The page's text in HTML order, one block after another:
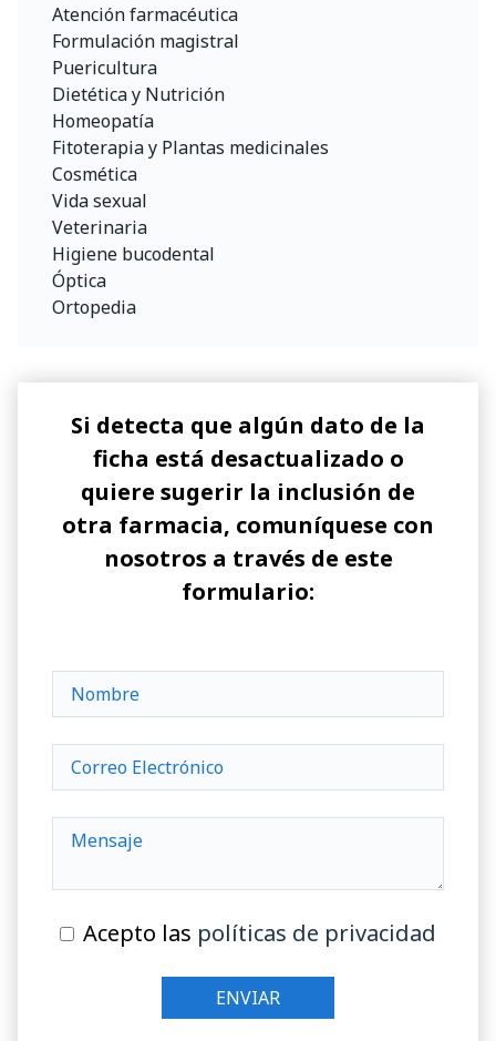
Atención farmacéutica
Formulación magistral
Puericultura
Dietética y Nutrición
Homeopatía
Fitoterapia y Plantas medicinales
Cosmética
Vida sexual
Veterinaria
Higiene bucodental
Óptica
Ortopedia
Si detecta que algún dato de la
ficha está desactualizado o
quiere sugerir la inclusión de
otra farmacia, comuníquese con
nosotros a través de este
formulario:
Acepto las políticas de privacidad